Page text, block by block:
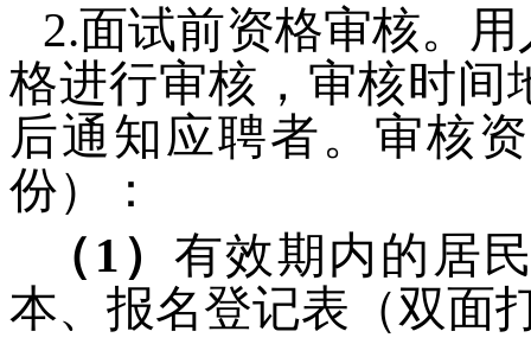
2.面试前资格审核。
格进行审核，审核时间
后通知应聘者。审核
份）：
（1） 有效期内的居
本、报名登记表（双面